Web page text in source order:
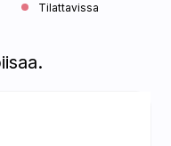
Tilattavissa